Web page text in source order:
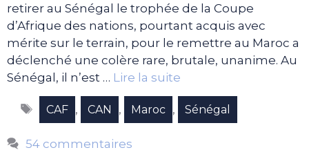
retirer au Sénégal le trophée de la Coupe
d’Afrique des nations, pourtant acquis avec
mérite sur le terrain, pour le remettre au Maroc a
déclenché une colère rare, brutale, unanime. Au
Sénégal, il n’est … Lire la suite
Étiquettes
CAF , CAN , Maroc , Sénégal
54 commentaires